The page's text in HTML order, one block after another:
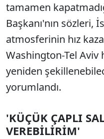
tamamen
Başkanı'nın sözleri,
atmosferinin hız
Washington-Tel Aviv
yeniden
yorumlandı.
'KÜÇÜK ÇAPLI
VEREBİLİRİM'